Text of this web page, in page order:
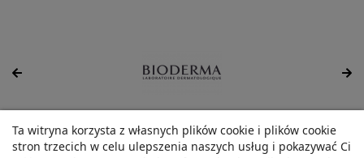
Ta witryna korzysta z własnych plików cookie i plików cookie
stron trzecich w celu ulepszenia naszych usług i pokazywać Ci